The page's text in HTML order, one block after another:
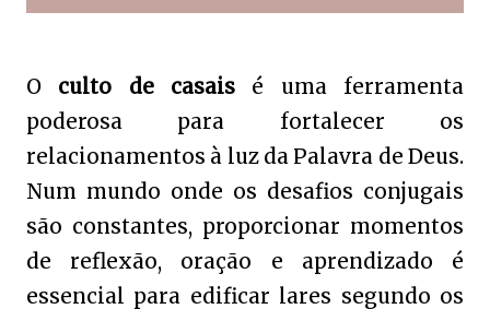
O culto de casais é uma ferramenta
poderosa para fortalecer os
relacionamentos à luz da Palavra de Deus.
Num mundo onde os desafios conjugais
são constantes, proporcionar momentos
de reflexão, oração e aprendizado é
essencial para edificar lares segundo os